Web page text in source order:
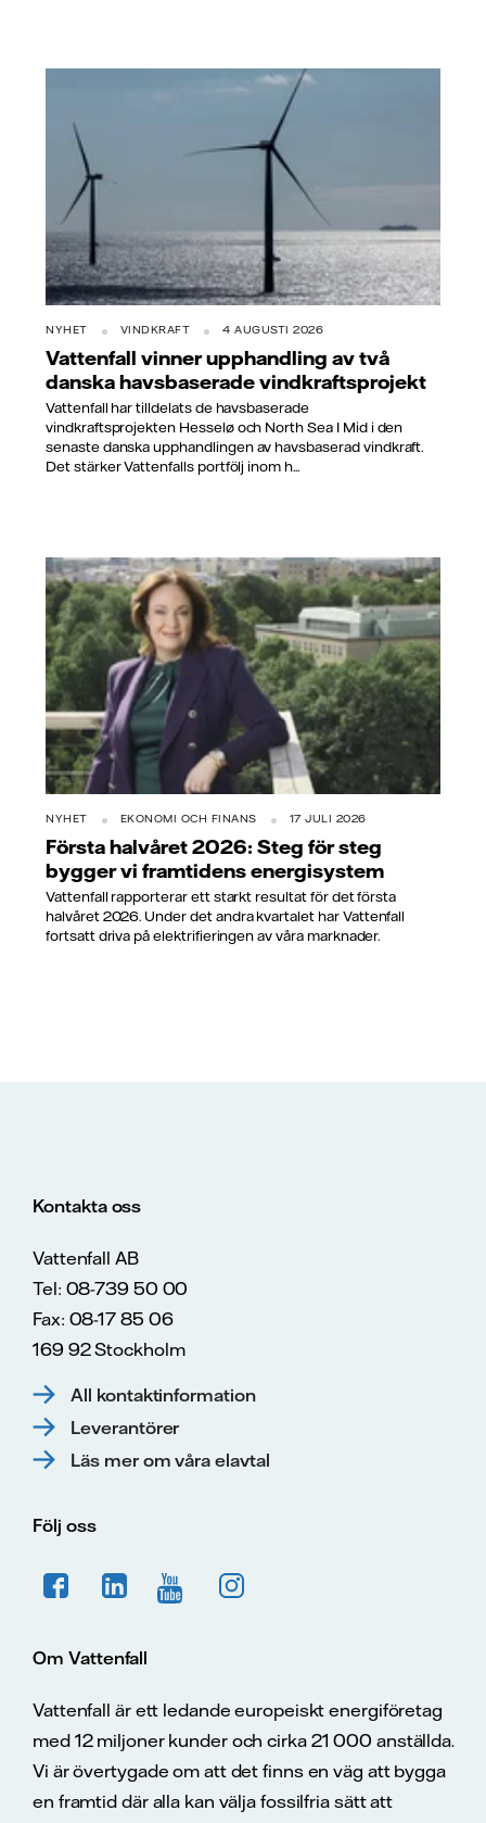
NYHET VINDKRAFT 4 AUGUSTI 2026
Vattenfall vinner upphandling av två
danska havsbaserade vindkraftsprojekt
Vattenfall har tilldelats de havsbaserade
vindkraftsprojekten Hesselø och North Sea I Mid i den
senaste danska upphandlingen av havsbaserad vindkraft.
Det stärker Vattenfalls portfölj inom h...
NYHET EKONOMI OCH FINANS 17 JULI 2026
Första halvåret 2026: Steg för steg
bygger vi framtidens energisystem
Vattenfall rapporterar ett starkt resultat för det första
halvåret 2026. Under det andra kvartalet har Vattenfall
fortsatt driva på elektrifieringen av våra marknader.
Kontakta oss
Vattenfall AB
Tel: 08-739 50 00
Fax: 08-17 85 06
169 92 Stockholm
All kontaktinformation
Leverantörer
Läs mer om våra elavtal
Följ oss
Om Vattenfall
Vattenfall är ett ledande europeiskt energiföretag
med 12 miljoner kunder och cirka 21 000 anställda.
Vi är övertygade om att det finns en väg att bygga
en framtid där alla kan välja fossilfria sätt att